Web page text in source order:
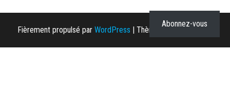
Fièrement propulsé par WordPress | Thème : Envo Magazine
Abonnez-vous